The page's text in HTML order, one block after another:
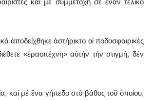
καί μέ συμμετοχή σέ ἕναν τελικό
ἀποδείχθηκε ἀστήρικτο οἱ ποδοσφαιρικές
«ἐρασιτέχνη» αὐτήν τήν στιγμή, δέν
καί μέ ἕνα γήπεδο στό βάθος τοῦ ὁποίου,